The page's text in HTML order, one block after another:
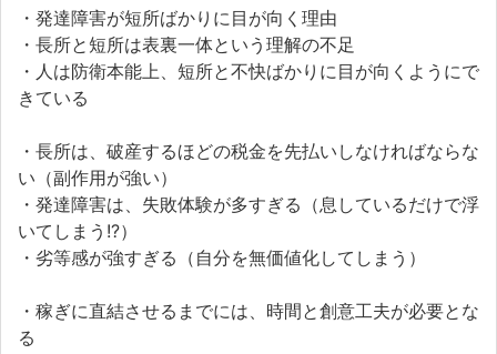
・発達障害が短所ばかりに目が向く理由
・長所と短所は表裏一体という理解の不足
・人は防衛本能上、短所と不快ばかりに目が向くようにで
きている
・長所は、破産するほどの税金を先払いしなければならな
い（副作用が強い）
・発達障害は、失敗体験が多すぎる（息しているだけで浮
いてしまう!?）
・劣等感が強すぎる（自分を無価値化してしまう）
・稼ぎに直結させるまでには、時間と創意工夫が必要とな
る